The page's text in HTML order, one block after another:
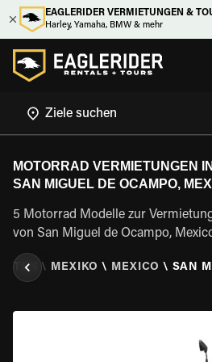
EAGLERIDER VERMIETUNGEN &
Harley, Yamaha, BMW & mehr
MOTORRAD VERMIETUNGEN
SAN MIGUEL DE OCAMPO,
5 Motorrad Modelle zur
von San Miguel de Ocampo,
\ MEXIKO \ MEXICO \ SAN